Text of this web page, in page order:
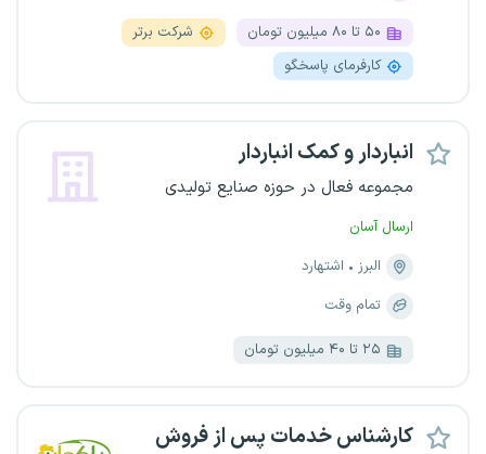
۵۰ تا ۸۰ میلیون تومان
شرکت برتر
کارفرمای پاسخگو
انباردار و کمک انباردار
مجموعه فعال در حوزه صنایع تولیدی
ارسال آسان
البرز
اشتهارد
تمام وقت
۲۵ تا ۴۰ میلیون تومان
کارشناس خدمات پس از فروش